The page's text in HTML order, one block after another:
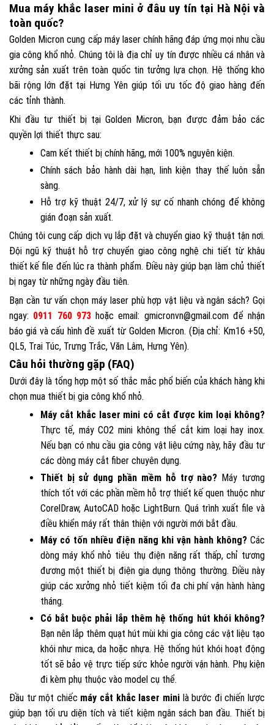
Mua máy khắc laser mini ở đâu uy tín tại Hà Nội và
toàn quốc?
Golden Micron cung cấp máy laser chính hãng đáp ứng mọi nhu cầu
gia công khổ nhỏ. Chúng tôi là địa chỉ uy tín được nhiều cá nhân và
xưởng sản xuất trên toàn quốc tin tưởng lựa chọn. Hệ thống kho
bãi rộng lớn đặt tại Hưng Yên giúp tối ưu tốc độ giao hàng đến
các tỉnh thành.
Khi đầu tư thiết bị tại Golden Micron, bạn được đảm bảo các
quyền lợi thiết thực sau:
Cam kết thiết bị chính hãng, mới 100% nguyên kiện.
Chính sách bảo hành dài hạn, linh kiện thay thế luôn sẵn
sàng.
Hỗ trợ kỹ thuật 24/7, xử lý sự cố nhanh chóng để không
gián đoạn sản xuất.
Chúng tôi cung cấp dịch vụ lắp đặt và chuyển giao kỹ thuật tận nơi.
Đội ngũ kỹ thuật hỗ trợ chuyển giao công nghệ chi tiết từ khâu
thiết kế file đến lúc ra thành phẩm. Điều này giúp bạn làm chủ thiết
bị ngay từ những ngày đầu tiên.
Bạn cần tư vấn chọn máy laser phù hợp vật liệu và ngân sách? Gọi
ngay: 0911 760 973hoặc email: gmicronvn@gmail.com để nhận
báo giá và cấu hình đề xuất từ Golden Micron. (Địa chỉ: Km16 +50,
QL5, Trai Túc, Trưng Trắc, Văn Lâm, Hưng Yên).
Câu hỏi thường gặp (FAQ)
Dưới đây là tổng hợp một số thắc mắc phổ biến của khách hàng khi
chọn mua thiết bị gia công khổ nhỏ.
Máy cắt khắc laser mini có cắt được kim loại không?
Thực tế, máy CO2 mini không thể cắt kim loại hay inox.
Nếu bạn có nhu cầu gia công vật liệu cứng này, hãy đầu tư
các dòng máy cắt fiber chuyên dụng.
Thiết bị sử dụng phần mềm hỗ trợ nào? Máy tương
thích tốt với các phần mềm hỗ trợ thiết kế quen thuộc như
CorelDraw, AutoCAD hoặc LightBurn. Quá trình xuất file và
điều khiển máy rất thân thiện với người mới bắt đầu.
Máy có tốn nhiều điện năng khi vận hành không?Các
dòng máy khổ nhỏ tiêu thụ điện năng rất thấp, chỉ tương
đương một thiết bị điện gia dụng thông thường. Điều này
giúp các xưởng nhỏ tiết kiệm tối đa chi phí vận hành hàng
tháng.
Có bắt buộc phải lắp thêm hệ thống hút khói không?
Bạn nên lắp thêm quạt hút mùi khi gia công các vật liệu tạo
khói như mica, da hoặc nhựa. Hệ thống hút khói hoạt động
tốt sẽ bảo vệ trực tiếp sức khỏe người vận hành. Phụ kiện
đi kèm phụ thuộc vào model cụ thể.
Đầu tư một chiếc máy cắt khắc laser minilà bước đi chiến lược
giúp bạn tối ưu diện tích và tiết kiệm ngân sách ban đầu. Thiết bị